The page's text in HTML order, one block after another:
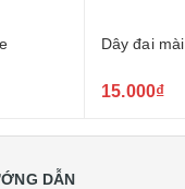
Dây đai mài
15.000₫
DẪN